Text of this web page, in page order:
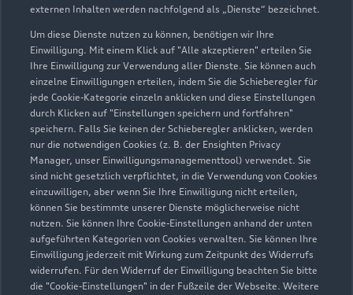
externen Inhalten werden nachfolgend als „Dienste“ bezeichnet.
Um diese Dienste nutzen zu können, benötigen wir Ihre
Einwilligung. Mit einem Klick auf "Alle akzeptieren" erteilen Sie
Ihre Einwilligung zur Verwendung aller Dienste. Sie können auch
einzelne Einwilligungen erteilen, indem Sie die Schieberegler für
jede Cookie-Kategorie einzeln anklicken und diese Einstellungen
durch Klicken auf "Einstellungen speichern und fortfahren"
speichern. Falls Sie keinen der Schieberegler anklicken, werden
nur die notwendigen Cookies (z. B. der Ensighten Privacy
Manager, unser Einwilligungsmanagementtool) verwendet. Sie
sind nicht gesetzlich verpflichtet, in die Verwendung von Cookies
einzuwilligen, aber wenn Sie Ihre Einwilligung nicht erteilen,
können Sie bestimmte unserer Dienste möglicherweise nicht
nutzen. Sie können Ihre Cookie-Einstellungen anhand der unten
aufgeführten Kategorien von Cookies verwalten. Sie können Ihre
Einwilligung jederzeit mit Wirkung zum Zeitpunkt des Widerrufs
widerrufen. Für den Widerruf der Einwilligung beachten Sie bitte
die "Cookie-Einstellungen" in der Fußzeile der Webseite. Weitere
Dieselstraße 2
44805 Bochum
0234 85751
info@auto-frohn.de
Kontaktdaten herunterladen
Öffnungszeiten